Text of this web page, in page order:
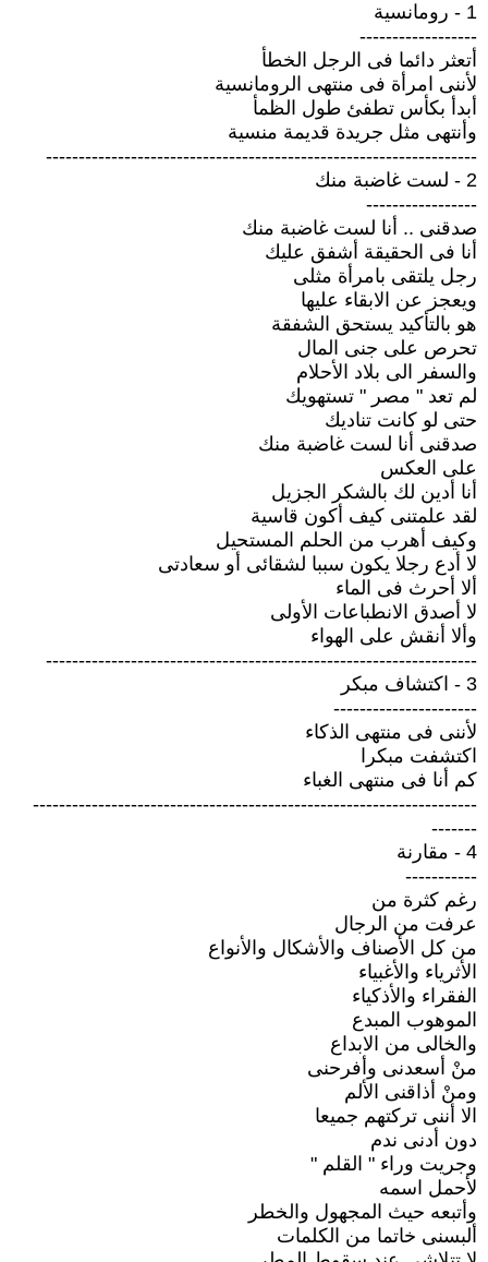
1 - رومانسية
------------------
أتعثر دائما فى الرجل الخطأ
لأننى امرأة فى منتهى الرومانسية
أبدأ بكأس تطفئ طول الظمأ
وأنتهى مثل جريدة قديمة منسية
------------------------------------------------------------------
2 - لست غاضبة منك
-----------------
صدقنى .. أنا لست غاضبة منك
أنا فى الحقيقة أشفق عليك
رجل يلتقى بامرأة مثلى
ويعجز عن الابقاء عليها
هو بالتأكيد يستحق الشفقة
تحرص على جنى المال
والسفر الى بلاد الأحلام
لم تعد " مصر " تستهويك
حتى لو كانت تناديك
صدقنى أنا لست غاضبة منك
على العكس
أنا أدين لك بالشكر الجزيل
لقد علمتنى كيف أكون قاسية
وكيف أهرب من الحلم المستحيل
لا أدع رجلا يكون سببا لشقائى أو سعادتى
ألا أحرث فى الماء
لا أصدق الانطباعات الأولى
وألا أنقش على الهواء
------------------------------------------------------------------
3 - اكتشاف مبكر
----------------------
لأننى فى منتهى الذكاء
اكتشفت مبكرا
كم أنا فى منتهى الغباء
--------------------------------------------------------------------
-------
4 - مقارنة
-----------
رغم كثرة من
عرفت من الرجال
من كل الأصناف والأشكال والأنواع
الأثرياء والأغبياء
الفقراء والأذكياء
الموهوب المبدع
والخالى من الابداع
منْ أسعدنى وأفرحنى
ومنْ أذاقنى الألم
الا أننى تركتهم جميعا
دون أدنى ندم
وجريت وراء " القلم "
لأحمل اسمه
وأتبعه حيث المجهول والخطر
ألبسنى خاتما من الكلمات